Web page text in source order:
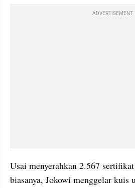
ADVERTISEMENT
Usai menyerahkan 2.567
biasanya, Jokowi menggelar kuis